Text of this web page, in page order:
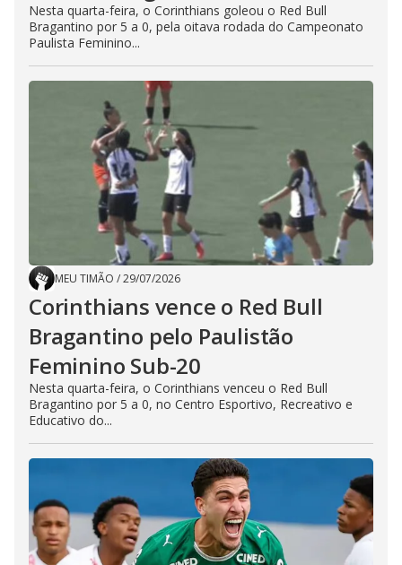
Nesta quarta-feira, o Corinthians goleou o Red Bull
Bragantino por 5 a 0, pela oitava rodada do Campeonato
Paulista Feminino...
MEU TIMÃO /29/07/2026
Corinthians vence o Red Bull
Bragantino pelo Paulistão
Feminino Sub-20
Nesta quarta-feira, o Corinthians venceu o Red Bull
Bragantino por 5 a 0, no Centro Esportivo, Recreativo e
Educativo do...